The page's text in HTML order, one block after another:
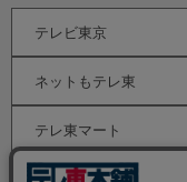
テレビ東京
ネットもテレ東
テレ東マート